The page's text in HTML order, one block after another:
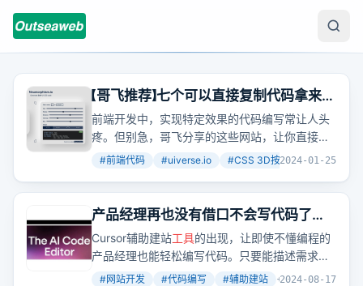
【哥飞推荐】七个可以直接复制代码拿来就
用的前端代码网站
前端开发中，实现特定效果的代码编写常让人头
疼。但别急，哥飞分享的这些网站，让你直接复
制粘贴就能用。
#前端代码 #uiverse.io #CSS 3D按钮 +4
2024-01-25
产品经理再也没有借口不会写代码了，
再也不会就缺一个程序员了
Cursor辅助建站工具的出现，让即使不懂编程的
产品经理也能轻松编写代码。只要能描述需求，
Cursor就能自动帮你完成代码编写，还能一键修
#网站开发 #代码编写 #辅助建站 +2
2024-08-17